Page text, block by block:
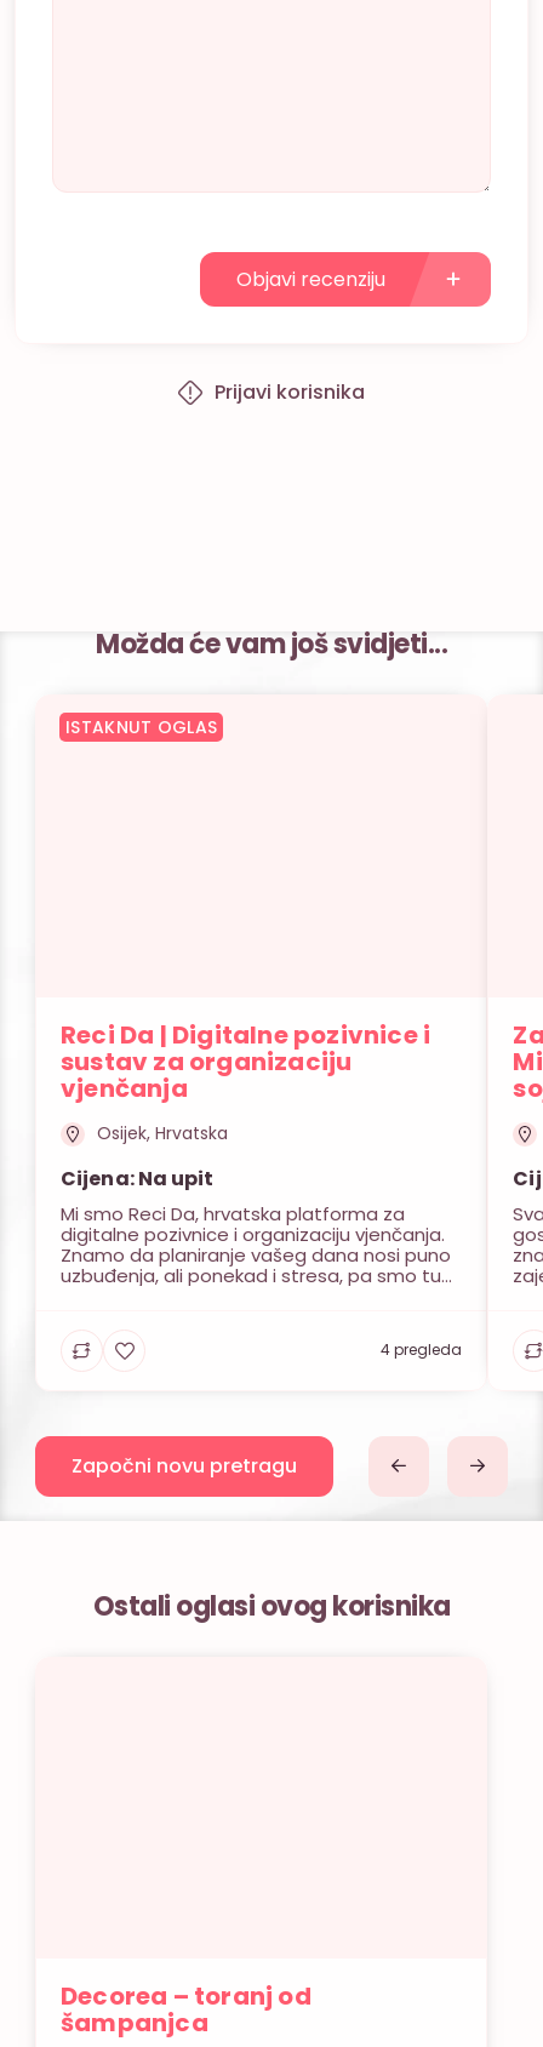
Objavi recenziju
Prijavi korisnika
Možda će vam još svidjeti...
ISTAKNUT OGLAS
Reci Da | Digitalne pozivnice i
sustav za organizaciju
vjenčanja
Osijek, Hrvatska
Cijena: Na upit
Mi smo Reci Da, hrvatska platforma za
digitalne pozivnice i organizaciju vjenčanja.
Znamo da planiranje vašeg dana nosi puno
uzbuđenja, ali ponekad i stresa, pa smo tu
važnog prvog koraka kada svojim
najdražima javljate radosnu vijest. Za tu smo
priliku s […]
4 pregleda
Započni novu pretragu
Ostali oglasi ovog korisnika
Decorea – toranj od
šampanjca